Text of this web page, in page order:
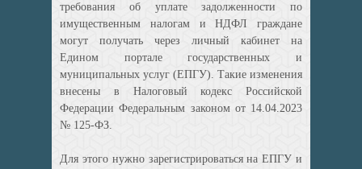
требования об уплате задолженности по
имущественным налогам и НДФЛ граждане
могут получать через личный кабинет на
Едином портале государственных и
муниципальных услуг (ЕПГУ). Такие изменения
внесены в Налоговый кодекс Российской
Федерации Федеральным законом от 14.04.2023
№ 125-ФЗ.
Для этого нужно зарегистрироваться на ЕПГУ и